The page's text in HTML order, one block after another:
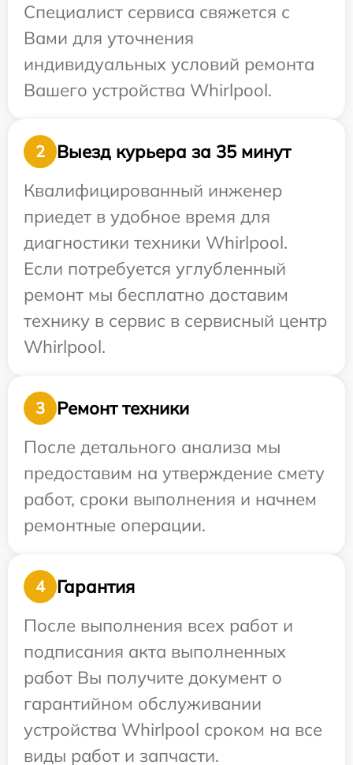
Специалист сервиса свяжется с
Вами для уточнения
индивидуальных условий ремонта
Вашего устройства Whirlpool.
2
Выезд курьера за 35 минут
Квалифицированный инженер
приедет в удобное время для
диагностики техники Whirlpool.
Если потребуется углубленный
ремонт мы бесплатно доставим
технику в сервис в сервисный центр
Whirlpool.
3
Ремонт техники
После детального анализа мы
предоставим на утверждение смету
работ, сроки выполнения и начнем
ремонтные операции.
4
Гарантия
После выполнения всех работ и
подписания акта выполненных
работ Вы получите документ о
гарантийном обслуживании
устройства Whirlpool сроком на все
виды работ и запчасти.